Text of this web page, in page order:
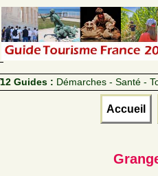
12 Guides : Démarches - Santé -
Accueil